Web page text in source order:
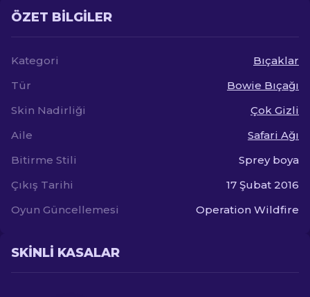
ÖZET BILGILER
Kategori
Bıçaklar
Tür
Bowie Bıçağı
Skin Nadirliği
Çok Gizli
Aile
Safari Ağı
Bitirme Stili
Sprey boya
Çıkış Tarihi
17 Şubat 2016
Oyun Güncellemesi
Operation Wildfire
SKINLI KASALAR